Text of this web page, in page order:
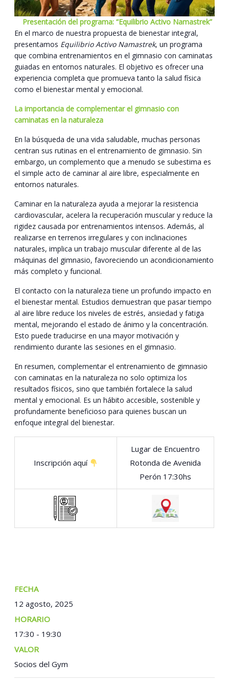
Presentación del programa: “Equilibrio Activo Namastrek”
En el marco de nuestra propuesta de bienestar integral,
presentamos Equilibrio Activo Namastrek, un programa
que combina entrenamientos en el gimnasio con caminatas
guiadas en entornos naturales. El objetivo es ofrecer una
experiencia completa que promueva tanto la salud física
como el bienestar mental y emocional.
La importancia de complementar el gimnasio con
caminatas en la naturaleza
En la búsqueda de una vida saludable, muchas personas
centran sus rutinas en el entrenamiento de gimnasio. Sin
embargo, un complemento que a menudo se subestima es
el simple acto de caminar al aire libre, especialmente en
entornos naturales.
Caminar en la naturaleza ayuda a mejorar la resistencia
cardiovascular, acelera la recuperación muscular y reduce la
rigidez causada por entrenamientos intensos. Además, al
realizarse en terrenos irregulares y con inclinaciones
naturales, implica un trabajo muscular diferente al de las
máquinas del gimnasio, favoreciendo un acondicionamiento
más completo y funcional.
El contacto con la naturaleza tiene un profundo impacto en
el bienestar mental. Estudios demuestran que pasar tiempo
al aire libre reduce los niveles de estrés, ansiedad y fatiga
mental, mejorando el estado de ánimo y la concentración.
Esto puede traducirse en una mayor motivación y
rendimiento durante las sesiones en el gimnasio.
En resumen, complementar el entrenamiento de gimnasio
con caminatas en la naturaleza no solo optimiza los
resultados físicos, sino que también fortalece la salud
mental y emocional. Es un hábito accesible, sostenible y
profundamente beneficioso para quienes buscan un
enfoque integral del bienestar.
Inscripción aquí
Lugar de Encuentro
Rotonda de Avenida
Perón 17:30hs
FECHA:
12 agosto, 2025
17:30 - 19:30
Socios del Gym